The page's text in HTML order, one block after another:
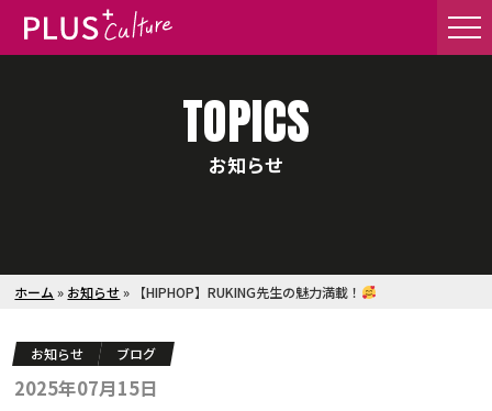
TOPICS
お知らせ
ホーム » お知らせ» 【HIPHOP】RUKING先生の魅力満載！
お知らせ ブログ
2025年07月15日